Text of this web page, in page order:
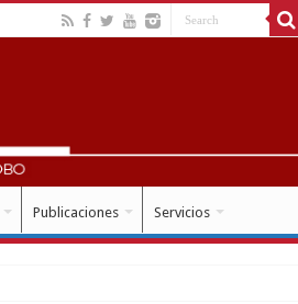
Publicaciones Servicios